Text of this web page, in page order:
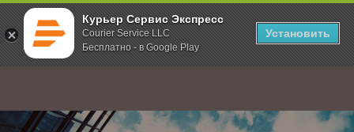
Курьер Сервис Экспресс
Courier Service LLC
Бесплатно - в Google Play
Установить
; Главная О компании Новости Ремонт взлётно-посадочной